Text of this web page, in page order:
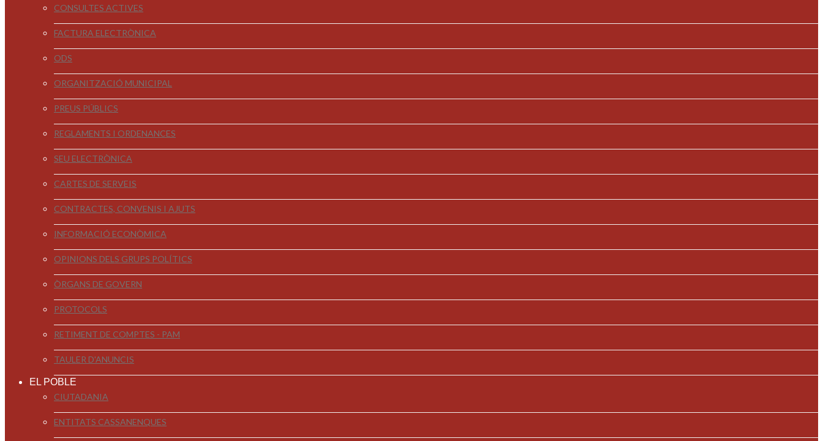
CONSULTES ACTIVES
FACTURA ELECTRÒNICA
ODS
ORGANITZACIÓ MUNICIPAL
PREUS PÚBLICS
REGLAMENTS I ORDENANCES
SEU ELECTRÒNICA
CARTES DE SERVEIS
CONTRACTES, CONVENIS I AJUTS
INFORMACIÓ ECONÒMICA
OPINIONS DELS GRUPS POLÍTICS
ÒRGANS DE GOVERN
PROTOCOLS
RETIMENT DE COMPTES - PAM
TAULER D'ANUNCIS
EL POBLE
CIUTADANIA
ENTITATS CASSANENQUES